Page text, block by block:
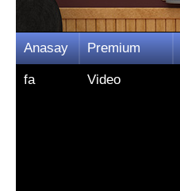
İçeriğe
atla
Anasay
fa
Premium
Video